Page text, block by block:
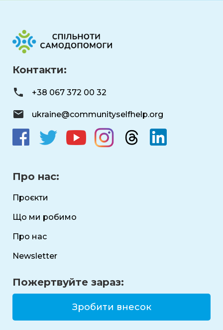
Контакти:
+38 067 372 00 32
ukraine@communityselfhelp.org
Про нас:
Проєкти
Що ми робимо
Про нас
Newsletter
Пожертвуйте зараз:
Зробити внесок